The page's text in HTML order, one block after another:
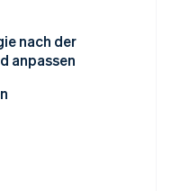
Markteinführung?
nach der
anpassen